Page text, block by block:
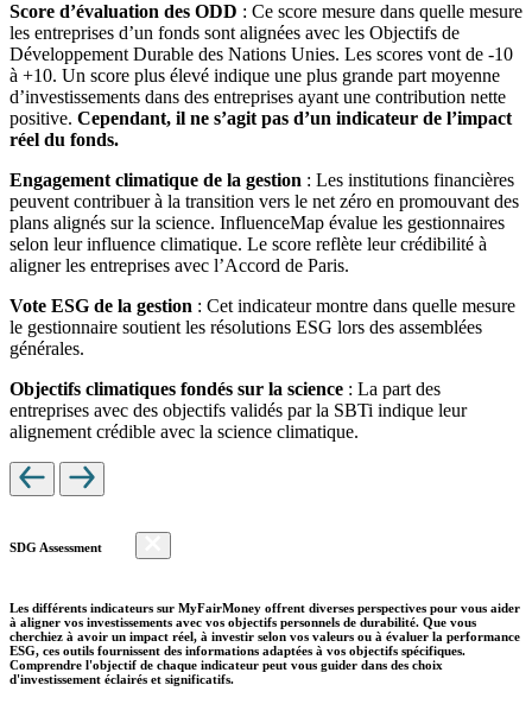
Score d’évaluation des ODD : Ce score mesure dans quelle mesure
les entreprises d’un fonds sont alignées avec les Objectifs de
Développement Durable des Nations Unies. Les scores vont de -10
à +10. Un score plus élevé indique une plus grande part moyenne
d’investissements dans des entreprises ayant une contribution nette
positive. Cependant, il ne s’agit pas d’un indicateur de l’impact
réel du fonds.
Engagement climatique de la gestion : Les institutions financières
peuvent contribuer à la transition vers le net zéro en promouvant des
plans alignés sur la science. InfluenceMap évalue les gestionnaires
selon leur influence climatique. Le score reflète leur crédibilité à
aligner les entreprises avec l’Accord de Paris.
Vote ESG de la gestion : Cet indicateur montre dans quelle mesure
le gestionnaire soutient les résolutions ESG lors des assemblées
générales.
Objectifs climatiques fondés sur la science : La part des
entreprises avec des objectifs validés par la SBTi indique leur
alignement crédible avec la science climatique.
SDG Assessment
Les différents indicateurs sur MyFairMoney offrent diverses perspectives pour vous aider
à aligner vos investissements avec vos objectifs personnels de durabilité. Que vous
cherchiez à avoir un impact réel, à investir selon vos valeurs ou à évaluer la performance
ESG, ces outils fournissent des informations adaptées à vos objectifs spécifiques.
Comprendre l'objectif de chaque indicateur peut vous guider dans des choix
d'investissement éclairés et significatifs.